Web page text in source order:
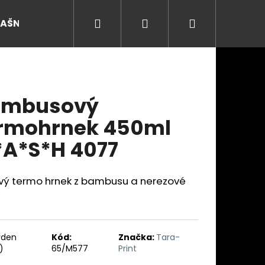
Přihlášení
450ml
4077
termo hrnek z bambusu a nerezové
Kód:
65/M577
Značka: Tara-
Print
Následující